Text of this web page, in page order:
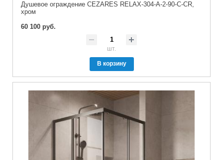
Душевое ограждение CEZARES RELAX-304-A-2-90-C-CR,
хром
60 100 руб.
шт.
В корзину